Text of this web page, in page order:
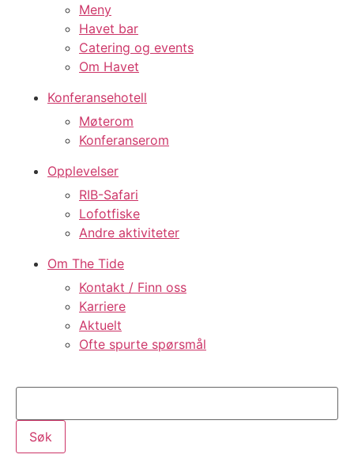
Meny
Havet bar
Catering og events
Om Havet
Konferansehotell
Møterom
Konferanserom
Opplevelser
RIB-Safari
Lofotfiske
Andre aktiviteter
Om The Tide
Kontakt / Finn oss
Karriere
Aktuelt
Ofte spurte spørsmål
Søk